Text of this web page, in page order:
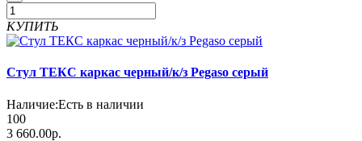
КУПИТЬ
Стул ТЕКС каркас черный/к/з Pegaso серый
Наличие:Есть в наличии
100
3 660.00р.